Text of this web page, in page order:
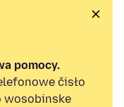
pomocy.
čisło
wosobinske